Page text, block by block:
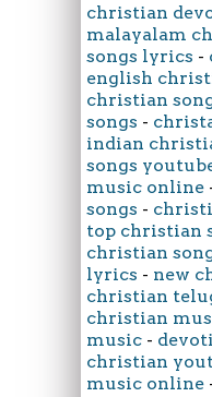
christian
malayalam
songs lyrics -
english
christian
songs -
indian
songs
music online
songs -
top christian
christian
lyrics - new
christian
christian
music -
christian
music online